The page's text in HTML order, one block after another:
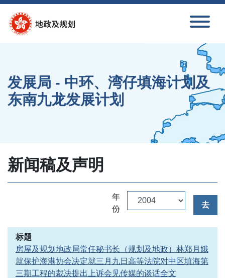
发展局 - 中环、湾仔填海计划及
东南九龙发展计划
新闻稿及声明
年
份
去
房屋及规划地政局常任秘书长（规划及地政）林郑月娥
就保护海港协会决定就三月九日高等法院对中区填海第
三期工程的裁决提出上诉会见传媒的谈话全文